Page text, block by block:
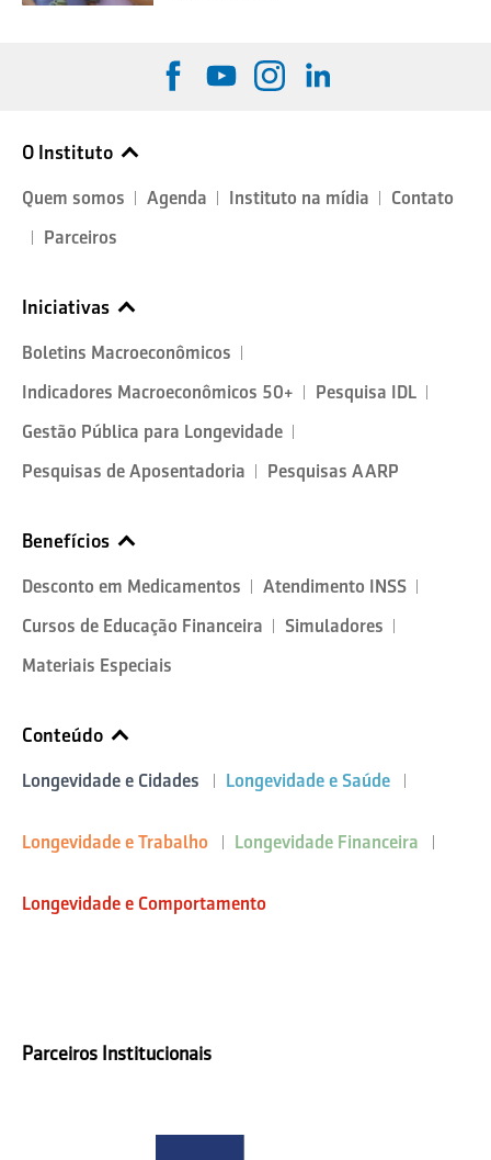
O Instituto
Quem somos Agenda Instituto na mídia
Contato
Parceiros
Iniciativas
Boletins Macroeconômicos
Indicadores Macroeconômicos 50+
Pesquisa IDL
Gestão Pública para Longevidade
Pesquisas de Aposentadoria
Pesquisas AARP
Benefícios
Desconto em Medicamentos
Atendimento INSS
Cursos de Educação Financeira
Simuladores
Materiais Especiais
Conteúdo
Longevidade e Cidades Longevidade e Saúde
Longevidade e Trabalho Longevidade Financeira
Longevidade e Comportamento
Parceiros Institucionais